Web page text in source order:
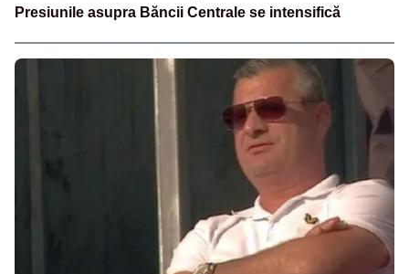
Presiunile asupra Băncii Centrale se intensifică